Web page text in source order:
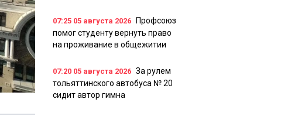
07:25 05 августа 2026
Профсоюз
помог студенту вернуть право
на проживание в общежитии
07:20 05 августа 2026 За рулем
тольяттинского автобуса № 20
сидит автор гимна